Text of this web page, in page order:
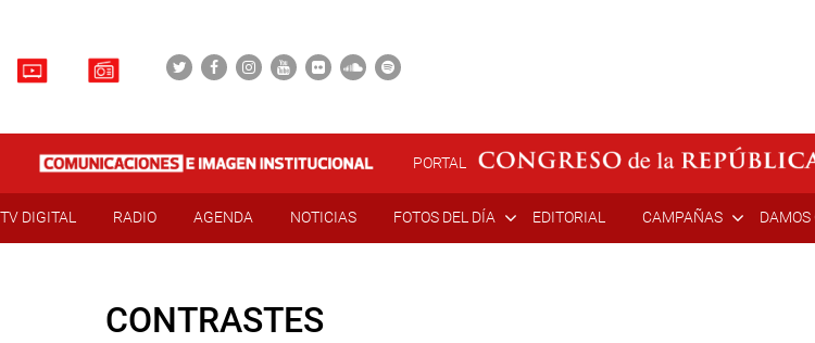
PORTAL
TV DIGITAL RADIO AGENDA NOTICIAS FOTOS DEL DÍA EDITORIAL CAMPAÑAS DAMOS
CONTRASTES